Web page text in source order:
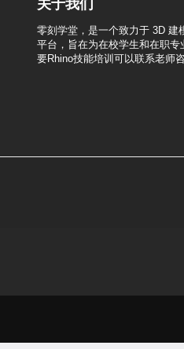
关于我们
零刻学堂，是一个致力于 3D 建
平台，旨在为在校学生和在职
要Rhino技能培训可以联系老师咨